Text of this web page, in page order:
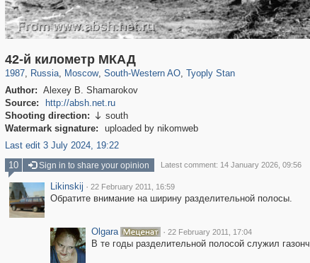
42-й километр МКАД
1987, Russia
1,407,361 29,248
, Moscow
319,882 8,286
, South-Western AO
12,414
, Tyoply Stan
Author: Alexey B. Shamarokov
Source:
http://absh.net.ru
Shooting direction:  south
Watermark signature:
uploaded by nikomweb
Last edit 3 July 2024, 19:22
10 Sign in to share your opinion Latest comment: 14 January 2026, 09:56
Likinskij · 22 February 2011, 16:59
Обратите внимание на ширину разделительной полосы.
Olgara · 22 February 2011, 17:04
В те годы разделительной полосой служил